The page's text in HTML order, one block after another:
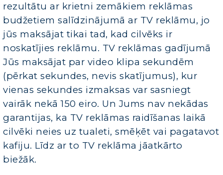
rezultātu ar krietni zemākiem reklāmas
budžetiem salīdzinājumā ar TV reklāmu, jo
jūs maksājat tikai tad, kad cilvēks ir
noskatījies reklāmu. TV reklāmas gadījumā
Jūs maksājat par video klipa sekundēm
(pērkat sekundes, nevis skatījumus), kur
vienas sekundes izmaksas var sasniegt
vairāk nekā 150 eiro. Un Jums nav nekādas
garantijas, ka TV reklāmas raidīšanas laikā
cilvēki neies uz tualeti, smēķēt vai pagatavot
kafiju. Līdz ar to TV reklāma jāatkārto
biežāk.